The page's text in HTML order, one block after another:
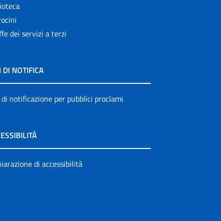
dei servizi a terzi
DI NOTIFICA
notificazione per pubblici proclami
di accessibilità